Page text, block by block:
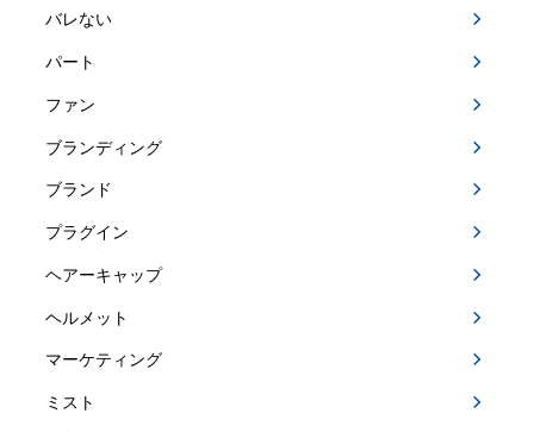
バレない
パート
ファン
ブランディング
ブランド
プラグイン
ヘアーキャップ
ヘルメット
マーケティング
ミスト